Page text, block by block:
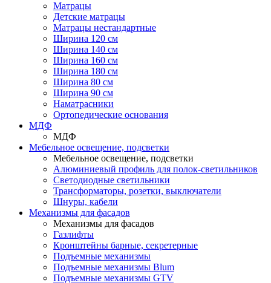
Матрацы
Детские матрацы
Матрацы нестандартные
Ширина 120 см
Ширина 140 см
Ширина 160 см
Ширина 180 см
Ширина 80 см
Ширина 90 см
Наматрасники
Ортопедические основания
МДФ
МДФ
Мебельное освещение, подсветки
Мебельное освещение, подсветки
Алюминиевый профиль для полок-светильников
Светодиодные светильники
Трансформаторы, розетки, выключатели
Шнуры, кабели
Механизмы для фасадов
Механизмы для фасадов
Газлифты
Кронштейны барные, секретерные
Подъемные механизмы
Подъемные механизмы Blum
Подъемные механизмы GTV